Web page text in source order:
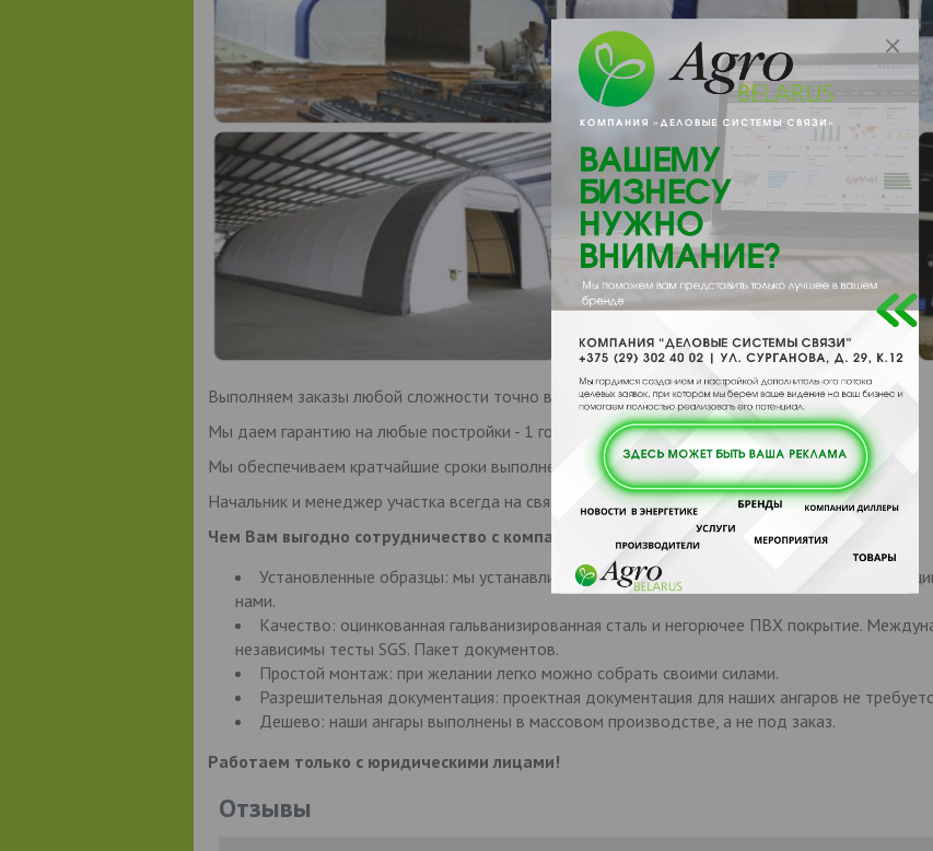
Выполняем заказы любой сложности точно в срок и без изменений бюджета.
Мы даем гарантию на любые постройки - 1 год.
Мы обеспечиваем кратчайшие сроки выполнения заказов (от 7 рабочих дней).
Начальник и менеджер участка всегда на связи и готовы ответить на все вопросы.
Чем Вам выгодно сотрудничество с компанией ООО «Крэзисервис»?
Установленные образцы: мы устанавливаем их для своей электротехнической
нами.
Качество: оцинкованная гальванизированная сталь и негорючее ПВХ покрытие.
независимы тесты SGS. Пакет документов.
Простой монтаж: при желании легко можно собрать своими силами.
Разрешительная документация: проектная документация для наших ангаров не
Дешево: наши ангары выполнены в массовом производстве, а не под заказ.
Работаем только с юридическими лицами!
Отзывы